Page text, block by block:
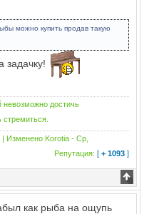
можно купить продав такую
задачку!
невозможно достичь
| Изменено Korotia -Ср,
Репутация: [+ 1093 ]
как рыба на ощупь